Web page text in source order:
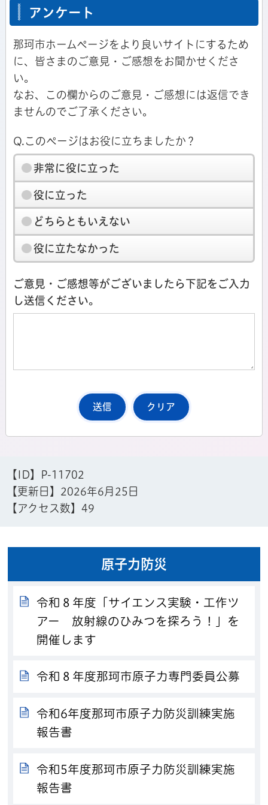
アンケート
那珂市ホームページをより良いサイトにするため
に、皆さまのご意見・ご感想をお聞かせくださ
い。
なお、この欄からのご意見・ご感想には返信でき
ませんのでご了承ください。
Q.このページはお役に立ちましたか？
非常に役に立った
役に立った
どちらともいえない
役に立たなかった
ご意見・ご感想等がございましたら下記をご入力
し送信ください。
【ID】
P-11702
【更新日】 2026年6月25日
【アクセス数】49
原子力防災
令和８年度「サイエンス実験・工作ツ
アー 放射線のひみつを探ろう！」を
開催します
令和８年度那珂市原子力専門委員公募
令和6年度那珂市原子力防災訓練実施
報告書
令和5年度那珂市原子力防災訓練実施
報告書